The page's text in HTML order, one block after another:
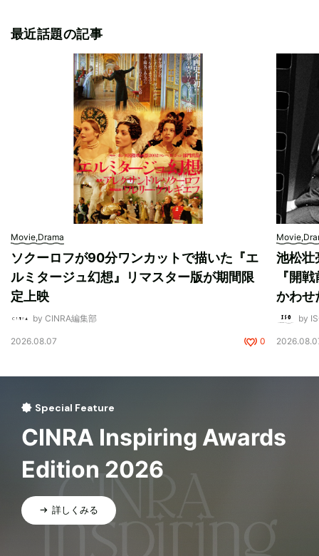
最近話題の記事
Movie,Drama
ソクーロフが90分ワンカットで描いた『エ
ルミタージュ幻想』リマスター版が期間限
定上映
by CINRA編集部
2026.08.07 0
池松壮
『開
かわせ
by
Special Feature
CINRA Inspiring Awards
Edition 2026
詳しくみる